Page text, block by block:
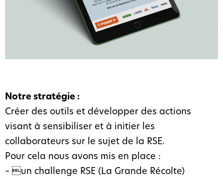
Notre stratégie :
Créer des outils et développer des actions
visant à sensibiliser et à initier les
collaborateurs sur le sujet de la RSE.
Pour cela nous avons mis en place :
– un challenge RSE (La Grande Récolte)